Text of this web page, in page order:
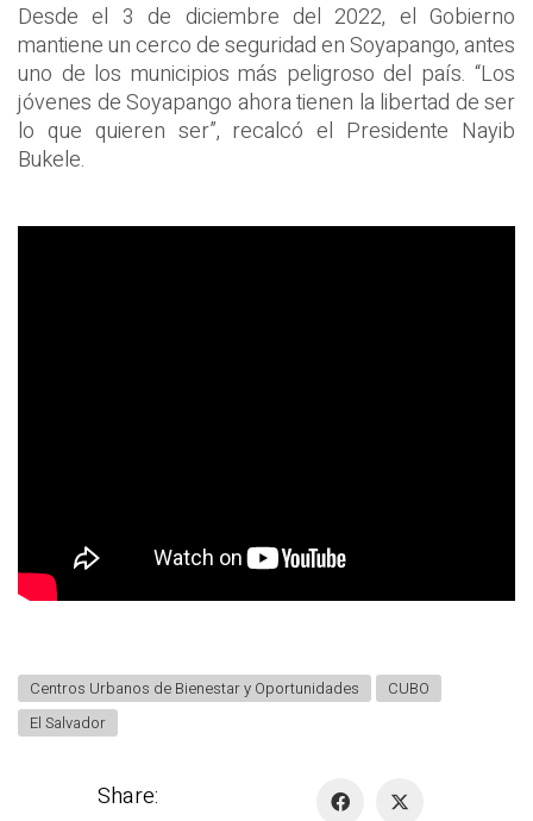
Desde el 3 de diciembre del 2022, el Gobierno
mantiene un cerco de seguridad en Soyapango, antes
uno de los municipios más peligroso del país. “Los
jóvenes de Soyapango ahora tienen la libertad de ser
lo que quieren ser”, recalcó el Presidente Nayib
Bukele.
Centros Urbanos de Bienestar y Oportunidades
CUBO
El Salvador
Share: